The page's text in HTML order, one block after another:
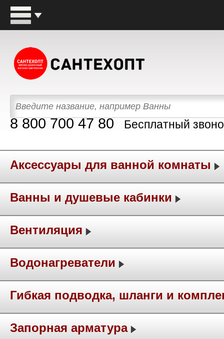
8 800 700 47 80 Бесплатный
Аксессуары для ванной комнаты
Ванны и душевые кабинки
Вентиляция
Водонагреватели
Гибкая подводка, шланги и
Запорная арматура